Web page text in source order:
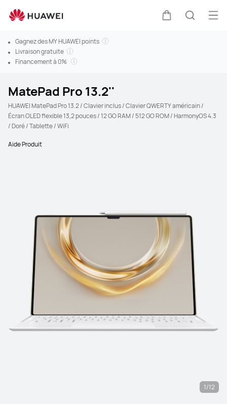
Gagnez des MY HUAWEI points
Livraison gratuite
Financement à 0%
MatePad Pro 13.2''
HUAWEI MatePad Pro 13.2 / Clavier inclus / Clavier QWERTY américain /
Écran OLED flexible 13,2 pouces / 12 GO RAM / 512 GO ROM / HarmonyOS 4.3
/ Doré / Tablette / WiFi
Aide Produit
1/12